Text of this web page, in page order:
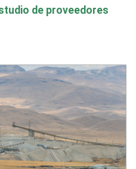
de proveedores